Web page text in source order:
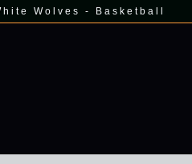
Wolves - Basketball